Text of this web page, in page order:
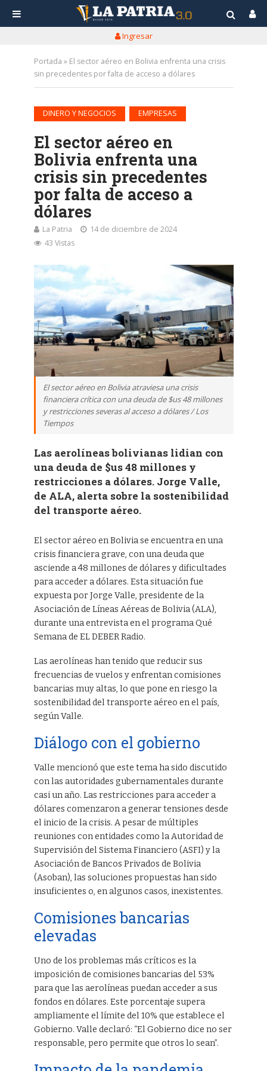
Ingresar
Portada » El sector aéreo en Bolivia enfrenta una crisis
sin precedentes por falta de acceso a dólares
DINERO Y NEGOCIOS EMPRESAS
El sector aéreo en
Bolivia enfrenta una
crisis sin precedentes
por falta de acceso a
dólares
La Patria
14 de diciembre de 2024
43 Vistas
El sector aéreo en Bolivia atraviesa una crisis
financiera crítica con una deuda de $us 48 millones
y restricciones severas al acceso a dólares / Los
Tiempos
Las aerolíneas bolivianas lidian con
una deuda de $us 48 millones y
restricciones a dólares. Jorge Valle,
de ALA, alerta sobre la sostenibilidad
del transporte aéreo.
El sector aéreo en Bolivia se encuentra en una
crisis financiera grave, con una deuda que
asciende a 48 millones de dólares y dificultades
para acceder a dólares. Esta situación fue
expuesta por Jorge Valle, presidente de la
Asociación de Líneas Aéreas de Bolivia (ALA),
durante una entrevista en el programa Qué
Semana de EL DEBER Radio.
Las aerolíneas han tenido que reducir sus
frecuencias de vuelos y enfrentan comisiones
bancarias muy altas, lo que pone en riesgo la
sostenibilidad del transporte aéreo en el país,
según Valle.
Diálogo con el gobierno
Valle mencionó que este tema ha sido discutido
con las autoridades gubernamentales durante
casi un año. Las restricciones para acceder a
dólares comenzaron a generar tensiones desde
el inicio de la crisis. A pesar de múltiples
reuniones con entidades como la Autoridad de
Supervisión del Sistema Financiero (ASFI) y la
Asociación de Bancos Privados de Bolivia
(Asoban), las soluciones propuestas han sido
insuficientes o, en algunos casos, inexistentes.
Comisiones bancarias
elevadas
Uno de los problemas más críticos es la
imposición de comisiones bancarias del 53%
para que las aerolíneas puedan acceder a sus
fondos en dólares. Este porcentaje supera
ampliamente el límite del 10% que establece el
Gobierno. Valle declaró: “El Gobierno dice no ser
responsable, pero permite que otros lo sean”.